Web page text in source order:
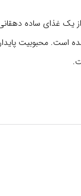
یک غذای ساده
است. محبوبیت